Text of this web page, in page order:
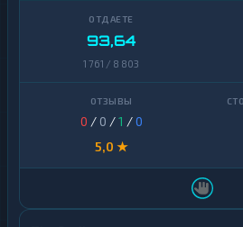
93,64
1 761 / 8 803
0 / 0 /1 /0
5,0 ★